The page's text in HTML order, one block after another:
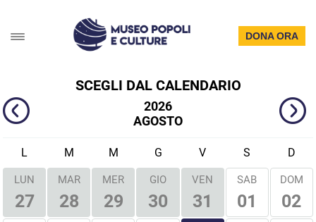
DONA ORA
SCEGLI DAL CALENDARIO
2026
AGOSTO
L M M G V S D
LUN
27
MAR
28
MER
29
GIO
30
VEN
31
SAB
01
DOM
02